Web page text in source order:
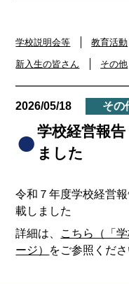
学校説明会等 教育活動
新入生の皆さん その他
2026/05/18 その
学校経営報
ました
令和７年度学校経営
載しました
詳細は、 こちら（「
ージ） をご参照くださ